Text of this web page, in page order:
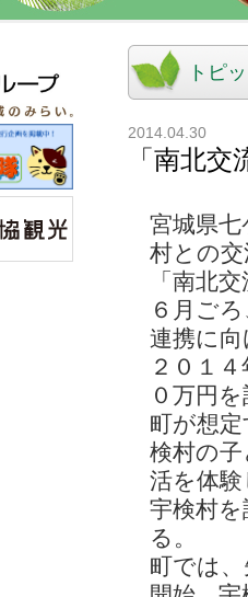
トピ
2014.04.30
「南北
宮城県
村との
「南北
６月ご
連携に
２０１
０万円
町が想
検村の
活を体
宇検村
る。
町では